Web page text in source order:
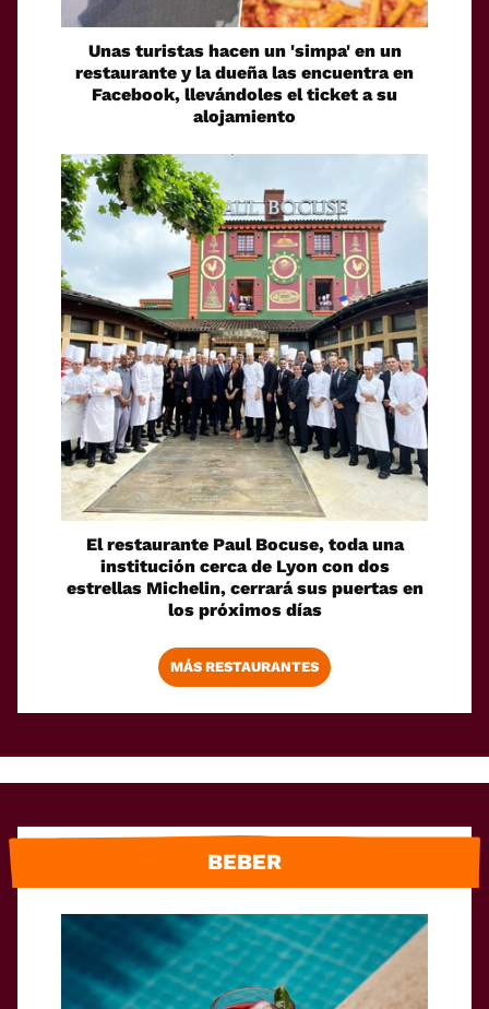
Unas turistas hacen un 'simpa' en un
restaurante y la dueña las encuentra en
Facebook, llevándoles el ticket a su
alojamiento
El restaurante Paul Bocuse, toda una
institución cerca de Lyon con dos
estrellas Michelin, cerrará sus puertas en
los próximos días
MÁS RESTAURANTES
BEBER